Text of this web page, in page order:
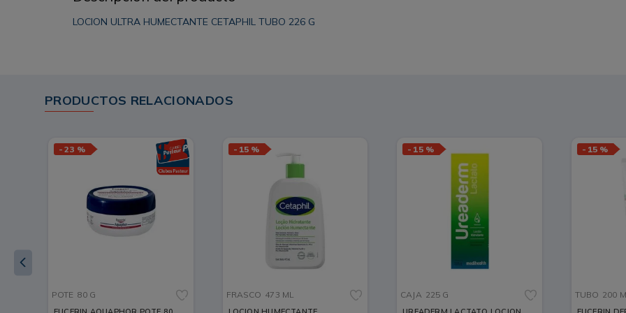
LOCION ULTRA HUMECTANTE CETAPHIL TUBO 226 G
PRODUCTOS RELACIONADOS
- 23 %
POTE 80 G
- 15 %
FRASCO 473 ML
- 15 %
CAJA 225 G
- 15 %
TUBO 200